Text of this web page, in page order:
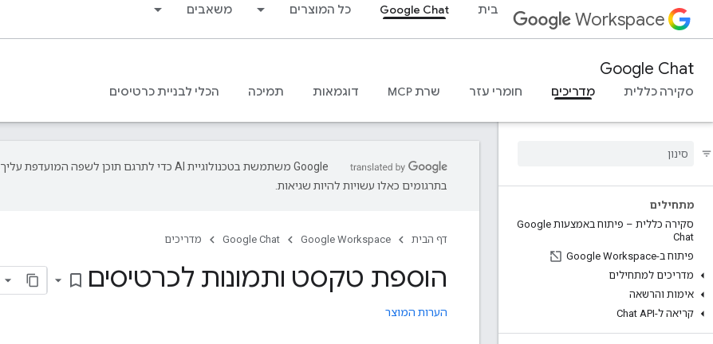
Workspace בית Google Chat כל המוצרים משאבים
Google Chat
סקירה כללית מדריכים חומרי עזר שרת MCP דוגמאות תמיכה הכלי לבניית כרטיסים
מתחילים
סקירה כללית – פיתוח באמצעות Google
Chat
פיתוח ב-Google Workspace
מדריכים למתחילים
אימות והרשאה
קריאה ל-Chat API
‫Google משתמשת בטכנולוגיית AI כדי לתרגם תוכן לשפה המועדפת עליך.
בתרגומים כאלו עשויות להיות שגיאות.
דף הבית Google Workspace
Google Chat מדריכים
הוספת טקסט ותמונות לכרטיסים bookmark_border
הערות המוצר